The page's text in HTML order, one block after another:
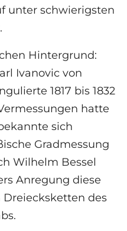
unter schwierigsten
Hintergrund:
Ivanovic von
1817 bis 1832
hatte
sich
Gradmessung
Wilhelm Bessel
Anregung diese
des